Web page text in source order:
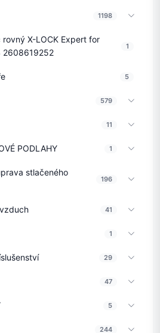
1198
rovný X-LOCK Expert for
2608619252
1
5
579
11
PODLAHY 1
stlačeného
196
41
1
29
47
5
244